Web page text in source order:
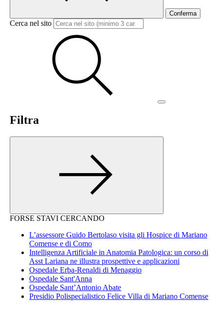
Conferma
Cerca nel sito
Filtra
FORSE STAVI CERCANDO
L’assessore Guido Bertolaso visita gli Hospice di Mariano
Comense e di Como
Intelligenza Artificiale in Anatomia Patologica: un corso di
Asst Lariana ne illustra prospettive e applicazioni
Ospedale Erba-Renaldi di Menaggio
Ospedale Sant'Anna
Ospedale Sant’Antonio Abate
Presidio Polispecialistico Felice Villa di Mariano Comense